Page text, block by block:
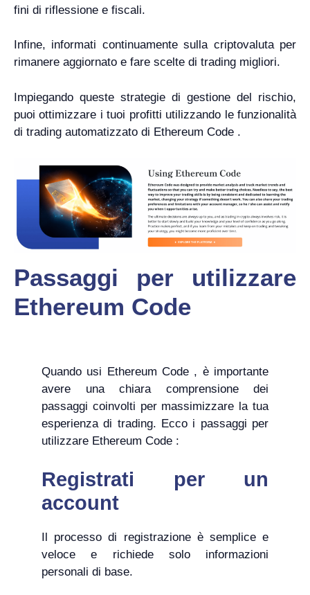
fini di riflessione e fiscali.
Infine, informati continuamente sulla criptovaluta per
rimanere aggiornato e fare scelte di trading migliori.
Impiegando queste strategie di gestione del rischio,
puoi ottimizzare i tuoi profitti utilizzando le funzionalità
di trading automatizzato di Ethereum Code .
Passaggi per utilizzare
Ethereum Code
Quando usi Ethereum Code , è importante
avere una chiara comprensione dei
passaggi coinvolti per massimizzare la tua
esperienza di trading. Ecco i passaggi per
utilizzare Ethereum Code :
Registrati per un
account
Il processo di registrazione è semplice e
veloce e richiede solo informazioni
personali di base.